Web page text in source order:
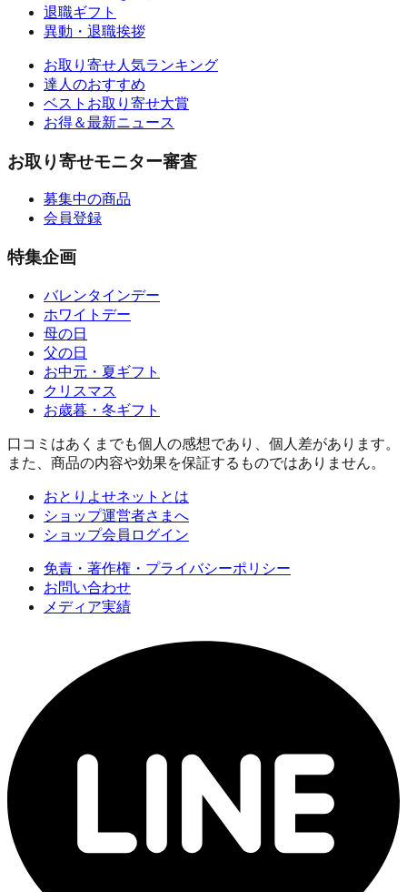
退職ギフト
異動・退職挨拶
お取り寄せ人気ランキング
達人のおすすめ
ベストお取り寄せ大賞
お得＆最新ニュース
お取り寄せモニター審査
募集中の商品
会員登録
特集企画
バレンタインデー
ホワイトデー
母の日
父の日
お中元・夏ギフト
クリスマス
お歳暮・冬ギフト
口コミはあくまでも個人の感想であり、個人差があります。
また、商品の内容や効果を保証するものではありません。
おとりよせネットとは
ショップ運営者さまへ
ショップ会員ログイン
免責・著作権・プライバシーポリシー
お問い合わせ
メディア実績